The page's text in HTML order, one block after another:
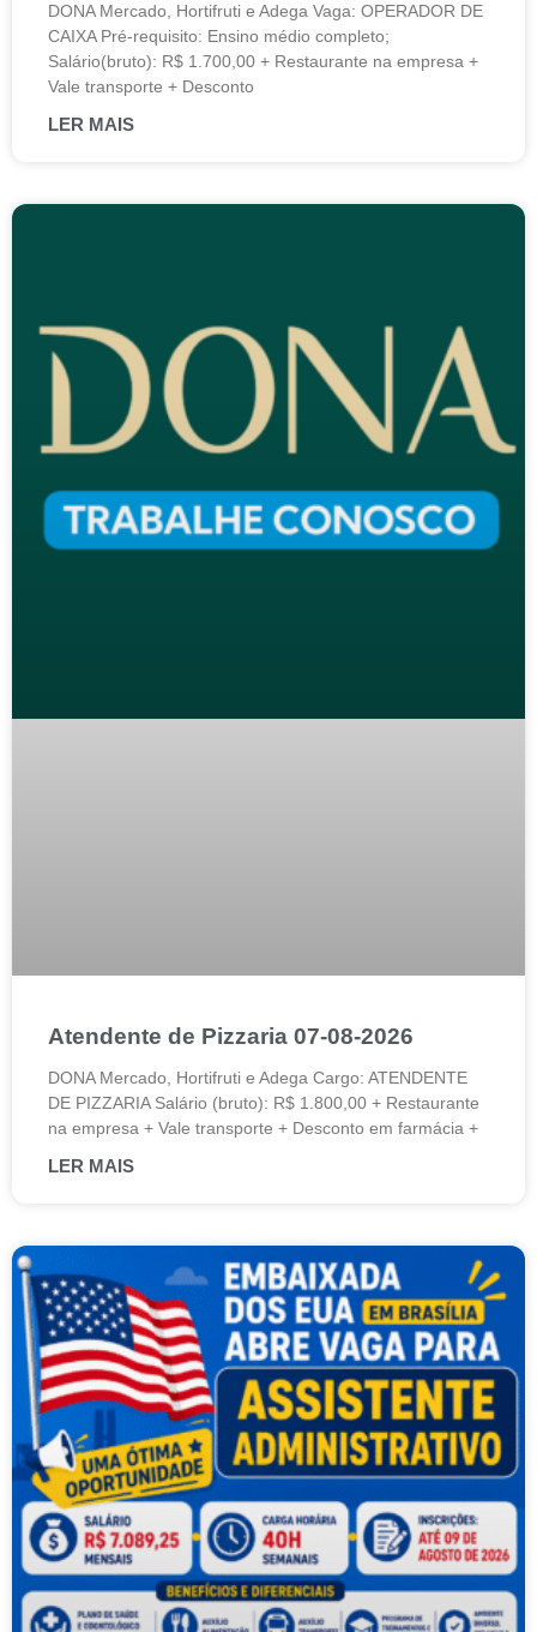
DONA Mercado, Hortifruti e Adega Vaga: OPERADOR DE
CAIXA Pré-requisito: Ensino médio completo;
Salário(bruto): R$ 1.700,00 + Restaurante na empresa +
Vale transporte + Desconto
LER MAIS
Atendente de Pizzaria 07-08-2026
DONA Mercado, Hortifruti e Adega Cargo: ATENDENTE
DE PIZZARIA Salário (bruto): R$ 1.800,00 + Restaurante
na empresa + Vale transporte + Desconto em farmácia +
LER MAIS